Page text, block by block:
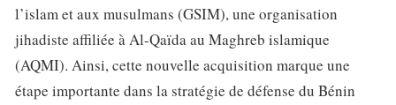
l’islam et aux musulmans (GSIM), une organisation
jihadiste affiliée à Al-Qaïda au Maghreb islamique
(AQMI). Ainsi, cette nouvelle acquisition marque une
étape importante dans la stratégie de défense du Bénin